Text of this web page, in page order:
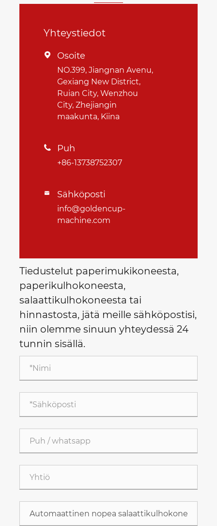
Yhteystiedot
 Osoite
NO.399, Jiangnan Avenu,
Gexiang New District,
Ruian City, Wenzhou
City, Zhejiangin
maakunta, Kiina
 Puh
+86-13738752307
 Sähköposti
info@goldencup-
machine.com
Tiedustelut paperimukikoneesta,
paperikulhokoneesta,
salaattikulhokoneesta tai
hinnastosta, jätä meille sähköpostisi,
niin olemme sinuun yhteydessä 24
tunnin sisällä.